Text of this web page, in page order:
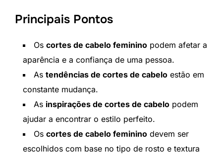
Principais Pontos
Os cortes de cabelo feminino podem afetar a
aparência e a confiança de uma pessoa.
As tendências de cortes de cabelo estão em
constante mudança.
As inspirações de cortes de cabelo podem
ajudar a encontrar o estilo perfeito.
Os cortes de cabelo feminino devem ser
escolhidos com base no tipo de rosto e textura